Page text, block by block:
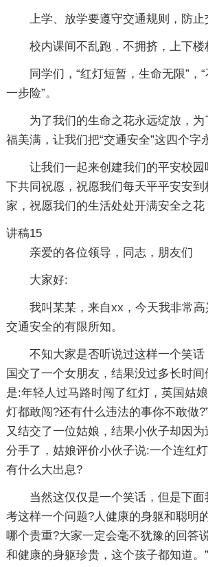
上学、放学要遵守交通规则，防止
校内课间不乱跑，不拥挤，上下楼
同学们，“红灯短暂，生命无限”，
一步险”。
为了我们的生命之花永远绽放，
福美满，让我们把“交通安全”这四个字
让我们一起来创建我们的平安校
下共同祝愿，祝愿我们每天平平安安到
家，祝愿我们的生活处处开满安全之花
讲稿15
亲爱的各位领导，同志，朋友们
大家好:
我叫某某，来自xx，今天我非常
交通安全的有限所知。
不知大家是否听说过这样一个笑
国交了一个女朋友，结果没过多长时间
是:年轻人过马路时闯了红灯，英国姑
灯都敢闯?还有什么违法的事你不敢做
又结交了一位姑娘，结果小伙子却因
分手了，姑娘评价小伙子说:一个连红
有什么大出息?
当然这仅仅是一个笑话，但是下
考这样一个问题?人健康的身躯和聪明
哪个贵重?大家一定会毫不犹豫的回答
和健康的身躯珍贵，这个孩子都知道。